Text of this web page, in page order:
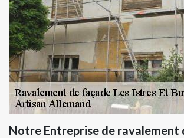
Notre Entreprise de ravalement